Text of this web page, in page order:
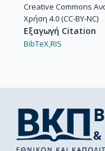
Creative Commons
Χρήση 4.0 (CC-BY-NC)
Εξαγωγή Citation
BibTeX,RIS